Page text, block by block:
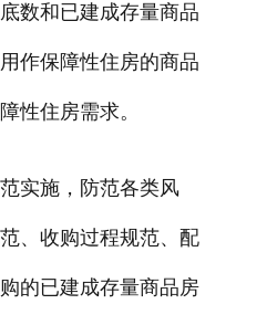
数和已建成存量商品
作保障性住房的商品
性住房需求。
实施，防范各类风
、收购过程规范、配
的已建成存量商品房